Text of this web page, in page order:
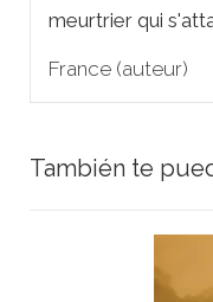
meurtrier qui
France (auteur)
También te